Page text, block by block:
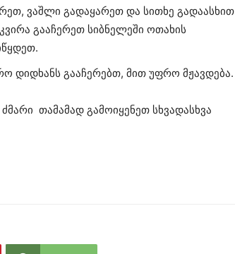
ვაშლი გადაყარეთ და სითხე გადაასხით
გააჩერეთ სიბნელეში ოთახის
დიდხანს გააჩერებთ, მით უფრო მჟავდება.
თამამად გამოიყენეთ სხვადასხვა